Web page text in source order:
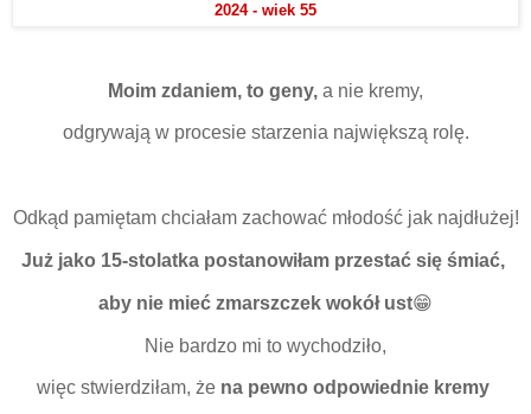
2024 - wiek 55
Moim zdaniem, to geny, a nie kremy,
odgrywają w procesie starzenia największą rolę.
Odkąd pamiętam chciałam zachować młodość jak najdłużej!
Już jako 15-stolatka postanowiłam przestać się śmiać,
aby nie mieć zmarszczek wokół ust😁
Nie bardzo mi to wychodziło,
więc stwierdziłam, że na pewno odpowiednie kremy